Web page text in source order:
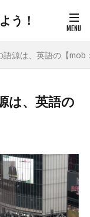
う！
語源は、英語の【mob
は、英語の